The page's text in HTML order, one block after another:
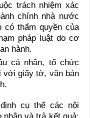
trách nhiệm xác
chính nhà nước
có thẩm quyền của
pháp luật do cơ
hành.
cá nhân, tổ chức
với giấy tờ, văn bản
cụ thể các nội